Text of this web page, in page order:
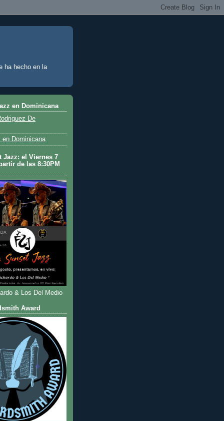
ha hecho en la
en Dominicana
De
en Dominicana
Jazz: el Viernes 7
de las 8:30PM
& Los Del Medio
Award